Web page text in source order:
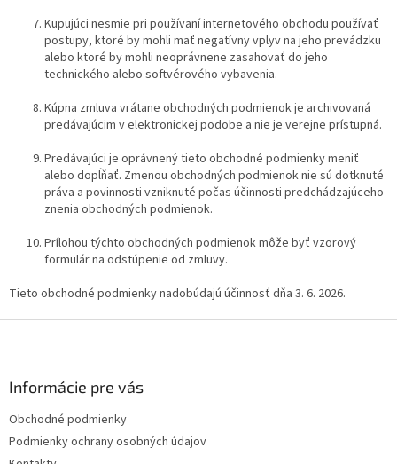
Kupujúci nesmie pri používaní internetového obchodu používať
postupy, ktoré by mohli mať negatívny vplyv na jeho prevádzku
alebo ktoré by mohli neoprávnene zasahovať do jeho
technického alebo softvérového vybavenia.
Kúpna zmluva vrátane obchodných podmienok je archivovaná
predávajúcim v elektronickej podobe a nie je verejne prístupná.
Predávajúci je oprávnený tieto obchodné podmienky meniť
alebo dopĺňať. Zmenou obchodných podmienok nie sú dotknuté
práva a povinnosti vzniknuté počas účinnosti predchádzajúceho
znenia obchodných podmienok.
Prílohou týchto obchodných podmienok môže byť vzorový
formulár na odstúpenie od zmluvy.
Tieto obchodné podmienky nadobúdajú účinnosť dňa 3. 6. 2026.
Informácie pre vás
Obchodné podmienky
Podmienky ochrany osobných údajov